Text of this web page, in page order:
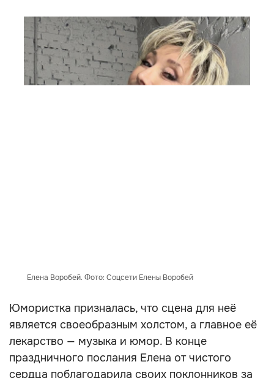
Елена Воробей. Фото: Соцсети Елены Воробей
Юмористка призналась, что сцена для неё
является своеобразным холстом, а главное её
лекарство — музыка и юмор. В конце
праздничного послания Елена от чистого
сердца поблагодарила своих поклонников за